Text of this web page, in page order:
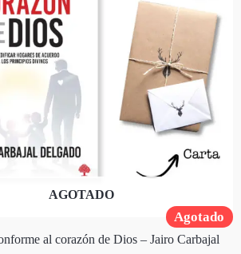
Agotado
AGOTADO
al corazón de Dios – Jairo Carbajal